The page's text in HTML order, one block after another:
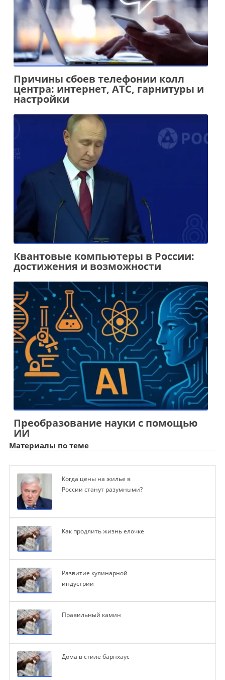
Причины сбоев телефонии колл
центра: интернет, АТС, гарнитуры и
настройки
Квантовые компьютеры в России:
достижения и возможности
Преобразование науки с помощью
ИИ
Материалы по теме
Когда цены на жилье в
России станут разумными?
Как продлить жизнь елочке
Развитие кулинарной
индустрии
Правильный камин
Дома в стиле барнхаус